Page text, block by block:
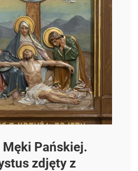
Pańskiej.
zdjęty z